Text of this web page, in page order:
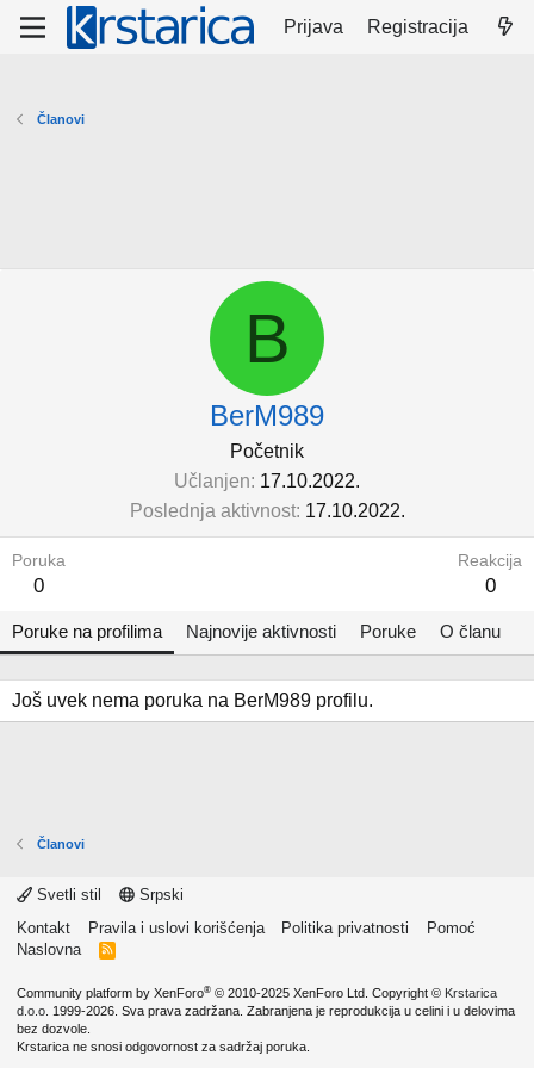
Prijava Registracija
Članovi
B
BerM989
Početnik
Učlanjen 17.10.2022.
Poslednja aktivnost 17.10.2022.
Poruka
0
Reakcija
0
Poruke na profilima Najnovije aktivnosti Poruke O članu
Još uvek nema poruka na BerM989 profilu.
Članovi
Svetli stil
Srpski
Kontakt
Pravila i uslovi korišćenja Politika privatnosti
Pomoć
Naslovna
R
Community platform by XenForo® © 2010-2025 XenForo Ltd. Copyright © Krstarica
d.o.o. 1999-2026. Sva prava zadržana. Zabranjena je reprodukcija u celini i u delovima
bez dozvole.
Krstarica ne snosi odgovornost za sadržaj poruka.